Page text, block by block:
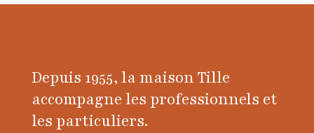
Depuis 1955, la maison Tille
accompagne les professionnels et
les particuliers.